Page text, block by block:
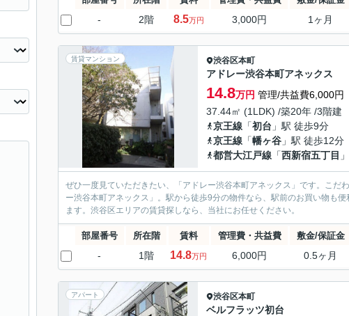
- 2階 8.5万円 3,000円 1ヶ月
賃貸マンション 渋谷区本町
アドレー渋谷本町アネックス
14.8万円 管理/共益費6,000円
37.44㎡ (1LDK) /築20年 /3階建
京王線 「初台 」駅 徒歩9分
京王線 「幡ヶ谷 」駅 徒歩12分
都営大江戸線 「西新宿五丁目
ぜひ一度見ていただきたい、「アドレー渋谷本町アネックス」です。こ
ー渋谷本町アネックス」。駅から徒歩9分の物件なら、駅前のお買い物も
ます。渋谷区エリアの賃貸探しなら、当社にお任せください。
部屋番号 所在階 賃料 管理費・共益費 敷金/保証金
- 1階 14.8万円 6,000円 0.5ヶ月
アパート 渋谷区本町
ベルフラッツ初台